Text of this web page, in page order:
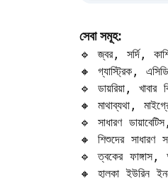
সেবা সমূহ:
🔹 জ্বর, সর্দি,
🔸 গ্যাস্ট্রিক,
🔹 ডায়রিয়া, খাবার
🔸 মাথাব্যথা,
🔹 সাধারণ
🔸 শিশুদের সাধারণ
🔹 ত্বকের ফাঙ্গাস,
🔸 হালকা ইউরিন